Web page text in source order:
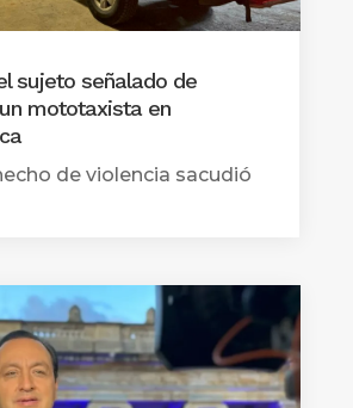
sujeto señalado de
mototaxista en
de violencia sacudió